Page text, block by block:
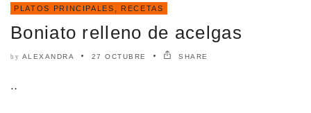
PLATOS PRINCIPALES RECETAS
Boniato relleno de acelgas
by ALEXANDRA 27 OCTUBRE SHARE
..